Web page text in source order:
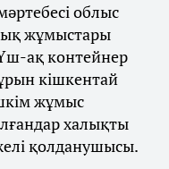
облыс
жұмыстары
ақ контейнер
кішкентай
жұмыс
халықты
қолданушысы.